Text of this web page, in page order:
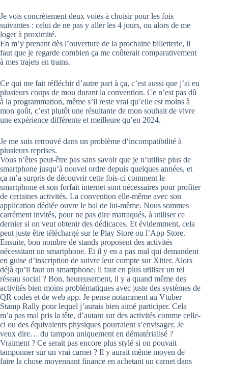
Je vois concrètement deux voies à choisir pour les fois
suivantes : celui de ne pas y aller les 4 jours, ou alors de me
loger à proximité.
En m’y prenant dès l’ouverture de la prochaine billetterie, il
faut que je regarde combien ça me coûterait comparativement
à mes trajets en trains.
Ce qui me fait réfléchir d’autre part à ça, c’est aussi que j’ai eu
plusieurs coups de mou durant la convention. Ce n’est pas dû
à la programmation, même s’il reste vrai qu’elle est moins à
mon goût, c’est plutôt une résultante de mon souhait de vivre
une expérience différente et meilleure qu’en 2024.
Je me suis retrouvé dans un problème d’incompatibilité à
plusieurs reprises.
Vous n’êtes peut-être pas sans savoir que je n’utilise plus de
smartphone jusqu’à nouvel ordre depuis quelques années, et
ça m’a surpris de découvrir cette fois-ci comment le
smartphone et son forfait internet sont nécessaires pour profiter
de certaines activités. La convention elle-même avec son
application dédiée ouvre le bal de lui-même. Nous sommes
carrément invités, pour ne pas dire matraqués, à utiliser ce
dernier si on veut obtenir des dédicaces. Et évidemment, cela
peut juste être téléchargé sur le Play Store ou l’App Store.
Ensuite, bon nombre de stands proposent des activités
nécessitant un smartphone. Et il y en a pas mal qui demandent
en guise d’inscription de suivre leur compte sur Xitter. Alors
déjà qu’il faut un smartphone, il faut en plus utiliser un tel
réseau social ? Bon, heureusement, il y a quand même des
activités bien moins problématiques avec juste des systèmes de
QR codes et de web app. Je pense notamment au Vtuber
Stamp Rally pour lequel j’aurais bien aimé participer. Cela
m’a pas mal pris la tête, d’autant sur des activités comme celle-
ci ou des équivalents physiques pourraient s’envisager. Je
veux dire… du tampon uniquement en dématérialisé ?
Vraiment ? Ce serait pas encore plus stylé si on pouvait
tamponner sur un vrai carnet ? Il y aurait même moyen de
faire la chose moyennant finance en achetant un carnet dans